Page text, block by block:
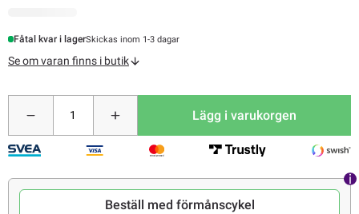
Fåtal kvar i lagerSkickas inom 1-3 dagar
Se om varan finns i butik
Lägg i varukorgen
Beställ med förmånscykel